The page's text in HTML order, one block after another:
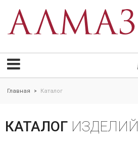
Главная > Каталог
КАТАЛОГ ИЗДЕЛИЙ